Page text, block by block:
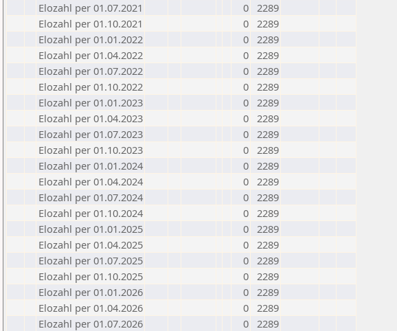
Elozahl per 01.07.2021
0 2289
Elozahl per 01.10.2021
0 2289
Elozahl per 01.01.2022
0 2289
Elozahl per 01.04.2022
0 2289
Elozahl per 01.07.2022
0 2289
Elozahl per 01.10.2022
0 2289
Elozahl per 01.01.2023
0 2289
Elozahl per 01.04.2023
0 2289
Elozahl per 01.07.2023
0 2289
Elozahl per 01.10.2023
0 2289
Elozahl per 01.01.2024
0 2289
Elozahl per 01.04.2024
0 2289
Elozahl per 01.07.2024
0 2289
Elozahl per 01.10.2024
0 2289
Elozahl per 01.01.2025
0 2289
Elozahl per 01.04.2025
0 2289
Elozahl per 01.07.2025
0 2289
Elozahl per 01.10.2025
0 2289
Elozahl per 01.01.2026
0 2289
Elozahl per 01.04.2026
0 2289
Elozahl per 01.07.2026
0 2289